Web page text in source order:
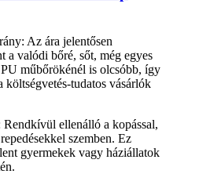
Az ára jelentősen
a valódi bőré, sőt, még egyes
műbőrökénél is olcsóbb, így
költségvetés-tudatos vásárlók
ellenálló a kopással,
szemben. Ez
gyermekek vagy háziállatok